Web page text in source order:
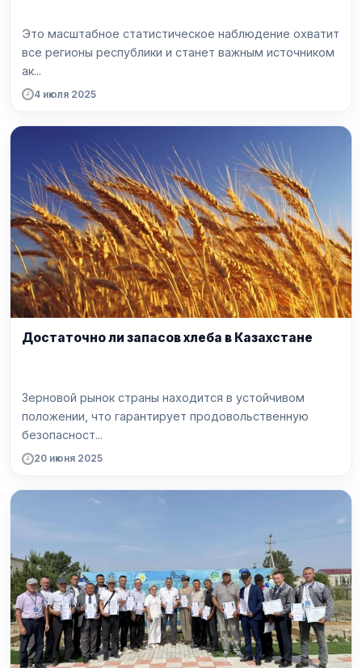
Это масштабное статистическое наблюдение охватит
все регионы республики и станет важным источником
ак...
4 июля 2025
Достаточно ли запасов хлеба в Казахстане
Зерновой рынок страны находится в устойчивом
положении, что гарантирует продовольственную
безопасност...
20 июня 2025